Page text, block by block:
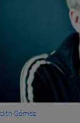
Gómez